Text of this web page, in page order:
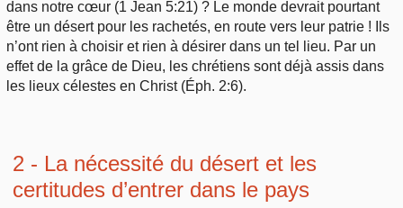
dans notre cœur (1 Jean 5:21) ? Le monde devrait pourtant
être un désert pour les rachetés, en route vers leur patrie ! Ils
n’ont rien à choisir et rien à désirer dans un tel lieu. Par un
effet de la grâce de Dieu, les chrétiens sont déjà assis dans
les lieux célestes en Christ (Éph. 2:6).
2 - La nécessité du désert et les
certitudes d’entrer dans le pays